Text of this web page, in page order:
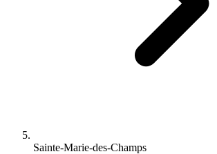
Sainte-Marie-des-Champs